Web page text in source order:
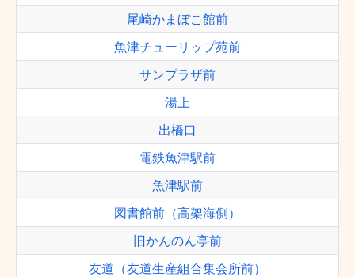
尾崎かまぼこ館前
魚津チューリップ苑前
サンプラザ前
湯上
出橋口
電鉄魚津駅前
魚津駅前
図書館前（高架海側）
旧かんのん亭前
友道（友道生産組合集会所前）